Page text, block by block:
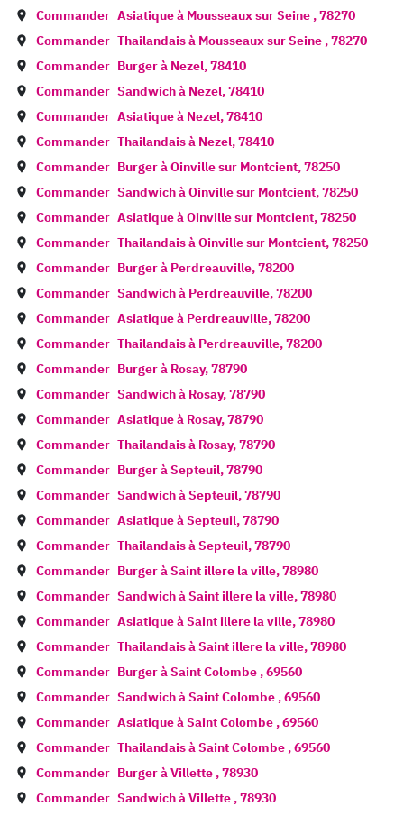
Commander Asiatique à Mousseaux sur Seine ,78270
Commander Thailandais à Mousseaux sur Seine ,78270
Commander Burger à Nezel,78410
Commander Sandwich à Nezel,78410
Commander Asiatique à Nezel,78410
Commander Thailandais à Nezel,78410
Commander Burger àOinville sur Montcient,78250
Commander Sandwich àOinville sur Montcient,78250
Commander Asiatique àOinville sur Montcient,78250
Commander Thailandais àOinville sur Montcient,78250
Commander Burger à Perdreauville,78200
Commander Sandwich à Perdreauville,78200
Commander Asiatique à Perdreauville,78200
Commander Thailandais à Perdreauville,78200
Commander Burger à Rosay,78790
Commander Sandwich à Rosay,78790
Commander Asiatique à Rosay,78790
Commander Thailandais à Rosay,78790
Commander Burger àSepteuil,78790
Commander Sandwich àSepteuil,78790
Commander Asiatique àSepteuil,78790
Commander Thailandais àSepteuil,78790
Commander Burger àSaint illere la ville,78980
Commander Sandwich àSaint illere la ville,78980
Commander Asiatique àSaint illere la ville,78980
Commander Thailandais àSaint illere la ville,78980
Commander Burger àSaint Colombe ,69560
Commander Sandwich àSaint Colombe ,69560
Commander Asiatique àSaint Colombe ,69560
Commander Thailandais àSaint Colombe ,69560
Commander Burger àVillette ,78930
Commander Sandwich àVillette ,78930